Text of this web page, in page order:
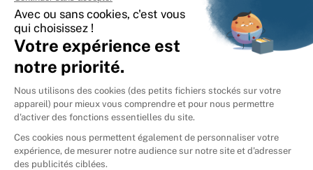
International
🇪🇸Espagne
🇮🇹Italie
Donner vos livres